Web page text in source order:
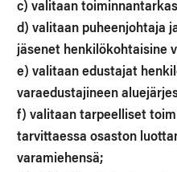
c) valitaan
d) valitaan puheenjohtaja
jäsenet henkilökohtaisine
e) valitaan edustajat
varaedustajineen
f) valitaan tarpeelliset
tarvittaessa osaston
varamiehensä;